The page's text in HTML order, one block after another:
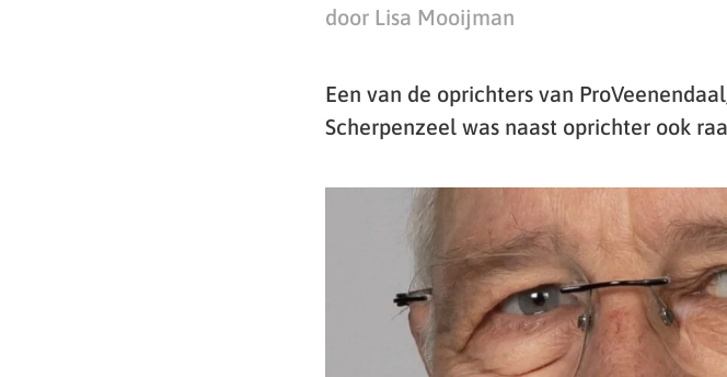
door Lisa Mooijman
Een van de oprichters van
Scherpenzeel was naast oprichter ook